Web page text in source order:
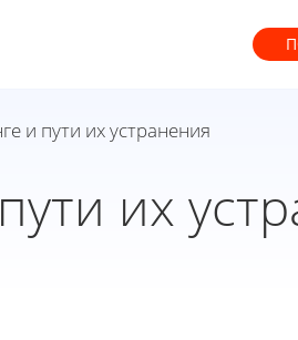
и пути их устранения
их